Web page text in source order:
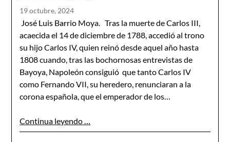
19 octubre, 2024
José Luis Barrio Moya. Tras la muerte de Carlos III,
acaecida el 14 de diciembre de 1788, accedió al trono
su hijo Carlos IV, quien reinó desde aquel año hasta
1808 cuando, tras las bochornosas entrevistas de
Bayoya, Napoleón consiguió que tanto Carlos IV
como Fernando VII, su heredero, renunciaran a la
corona española, que el emperador de los…
Continua leyendo …